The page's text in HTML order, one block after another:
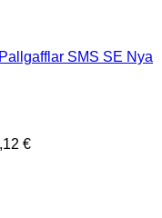
SMS SE Nya
€